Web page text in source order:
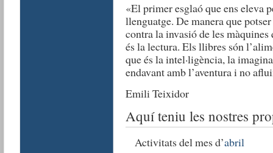
«El primer esglaó que ens eleva
llenguatge. De manera que
contra la invasió de les
és la lectura. Els llibres són
que és la intel·ligència, la
endavant amb l’aventura i no
Emili Teixidor
Aquí teniu les nostres
Activitats del mes d’abril